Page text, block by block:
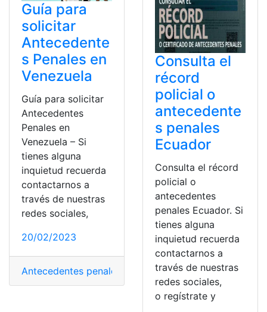
Guía para
solicitar
Antecedente
s Penales en
Venezuela
Guía para solicitar
Antecedentes
Penales en
Venezuela – Si
tienes alguna
inquietud recuerda
contactarnos a
través de nuestras
redes sociales,
20/02/2023
Antecedentes penales Consultas,penales
Consulta el
récord
policial o
antecedente
s penales
Ecuador
Consulta el récord
policial o
antecedentes
penales Ecuador. Si
tienes alguna
inquietud recuerda
contactarnos a
través de nuestras
redes sociales,
o regístrate y